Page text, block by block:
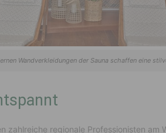
Wandverkleidungen der Sauna schaffen eine
zahlreiche regionale Professionisten am